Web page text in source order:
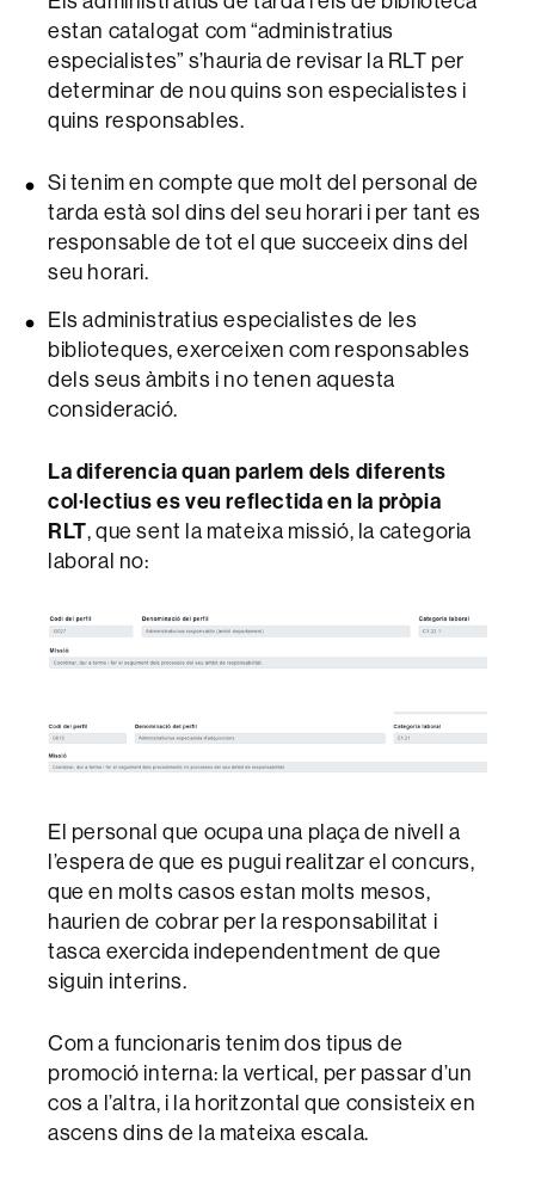
estan catalogat com “administratius
especialistes” s’hauria de revisar la RLT per
determinar de nou quins son especialistes i
quins responsables.
Si tenim en compte que molt del personal de
tarda està sol dins del seu horari i per tant es
responsable de tot el que succeeix dins del
seu horari.
Els administratius especialistes de les
biblioteques, exerceixen com responsables
dels seus àmbits i no tenen aquesta
consideració.
La diferencia quan parlem dels diferents
col·lectius es veu reflectida en la pròpia
RLT, que sent la mateixa missió, la categoria
laboral no:
El personal que ocupa una plaça de nivell a
l’espera de que es pugui realitzar el concurs,
que en molts casos estan molts mesos,
haurien de cobrar per la responsabilitat i
tasca exercida independentment de que
siguin interins.
Com a funcionaris tenim dos tipus de
promoció interna: la vertical, per passar d’un
cos a l’altra, i la horitzontal que consisteix en
ascens dins de la mateixa escala.